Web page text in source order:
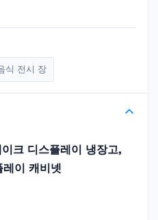
식 전시 장
크 디스플레이 냉장고,
이 캐비넷